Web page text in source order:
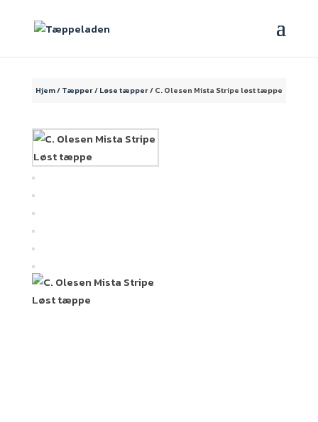
Hjem/Tæpper/Løse tæpper/ C. Olesen Mista Stripe løst tæppe